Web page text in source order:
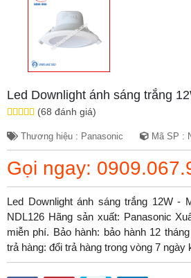
Led Downlight ánh sáng trắng
(68 đánh giá)
Thương hiệu : Panasonic Mã SP :
Gọi ngay:
Led Downlight ánh sáng trắng 12W -
NDL126 Hãng sản xuất: Panasonic
miễn phí. Bảo hành: bảo hành 12
trả hàng: đổi trả hàng trong vòng 7 ngày